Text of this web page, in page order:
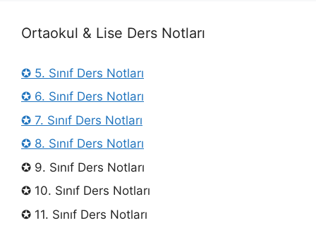
Ortaokul & Lise Ders Notları
✪ 5. Sınıf Ders Notları
✪ 6. Sınıf Ders Notları
✪ 7. Sınıf Ders Notları
✪ 8. Sınıf Ders Notları
✪ 9. Sınıf Ders Notları
✪ 10. Sınıf Ders Notları
✪ 11. Sınıf Ders Notları